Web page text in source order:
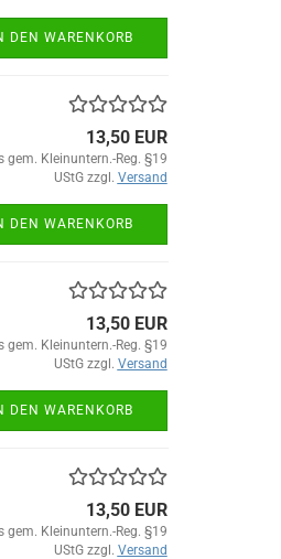
DEN WARENKORB
13,50 EUR
gem. Kleinuntern.-Reg. §19
UStG zzgl. Versand
DEN WARENKORB
13,50 EUR
gem. Kleinuntern.-Reg. §19
UStG zzgl. Versand
DEN WARENKORB
13,50 EUR
gem. Kleinuntern.-Reg. §19
UStG zzgl. Versand